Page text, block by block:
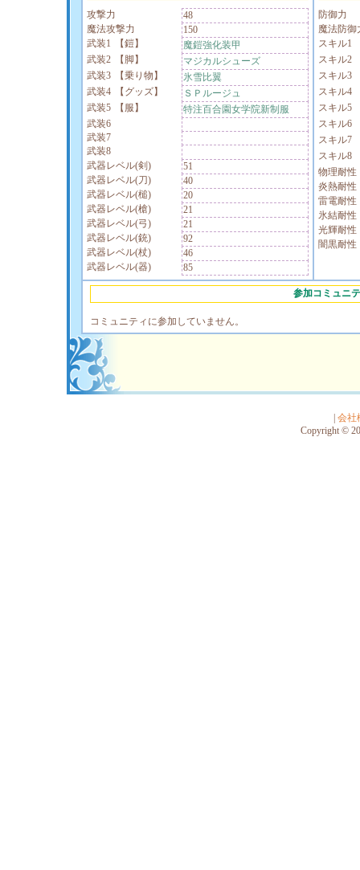
攻撃力
48
魔法攻撃力
150
武装1
【鎧】
魔鎧強化装甲
武装2
【脚】
マジカルシューズ
武装3
【乗り物】
氷雪比翼
武装4
【グッズ】
ＳＰルージュ
武装5
【服】
特注百合園女学院新制服
武装6
武装7
武装8
武器レベル(剣)
51
武器レベル(刀)
40
武器レベル(槌)
20
武器レベル(槍)
21
武器レベル(弓)
21
武器レベル(銃)
92
武器レベル(杖)
46
武器レベル(器)
85
防御力
魔法防御
スキル1
スキル2
スキル3
スキル4
スキル5
スキル6
スキル7
スキル8
物理耐性
炎熱耐性
雷電耐性
氷結耐性
光輝耐性
闇黒耐性
参加コミュニ
コミュニティに参加していません。
会社
Copyright ©